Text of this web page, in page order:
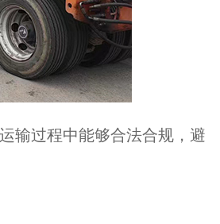
输过程中能够合法合规，避